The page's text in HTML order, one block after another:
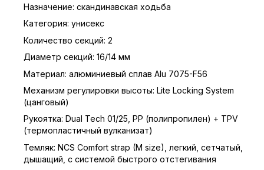
Назначение: скандинавская ходьба
Категория: унисекс
Количество секций: 2
Диаметр секций: 16/14 мм
Материал: алюминиевый сплав Alu 7075-F56
Механизм регулировки высоты: Lite Locking System
(цанговый)
Рукоятка: Dual Tech 01/25, PP (полипропилен) + TPV
(термопластичный вулканизат)
Темляк: NCS Comfort strap (M size), легкий, сетчатый,
дышащий, с системой быстрого отстегивания